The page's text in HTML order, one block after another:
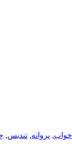
خواب, پروانه, تندیس,